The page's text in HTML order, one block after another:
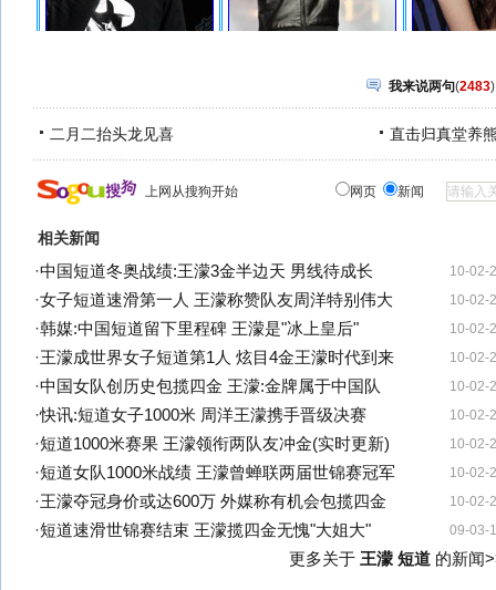
我来说两句(2483)
二月二抬头龙见喜 直击归真堂养
上网从搜狗开始 网页 新闻
相关新闻
10-02-
·中国短道冬奥战绩:王濛3金半边天 男线待成长
10-02-
·女子短道速滑第一人 王濛称赞队友周洋特别伟大
10-02-
·韩媒:中国短道留下里程碑 王濛是"冰上皇后"
10-02-
·王濛成世界女子短道第1人 炫目4金王濛时代到来
10-02-
·中国女队创历史包揽四金 王濛:金牌属于中国队
10-02-
·快讯:短道女子1000米 周洋王濛携手晋级决赛
10-02-
·短道1000米赛果 王濛领衔两队友冲金(实时更新)
10-02-
·短道女队1000米战绩 王濛曾蝉联两届世锦赛冠军
10-02-
·王濛夺冠身价或达600万 外媒称有机会包揽四金
09-03-
·短道速滑世锦赛结束 王濛揽四金无愧"大姐大"
更多关于 王濛 短道的新闻